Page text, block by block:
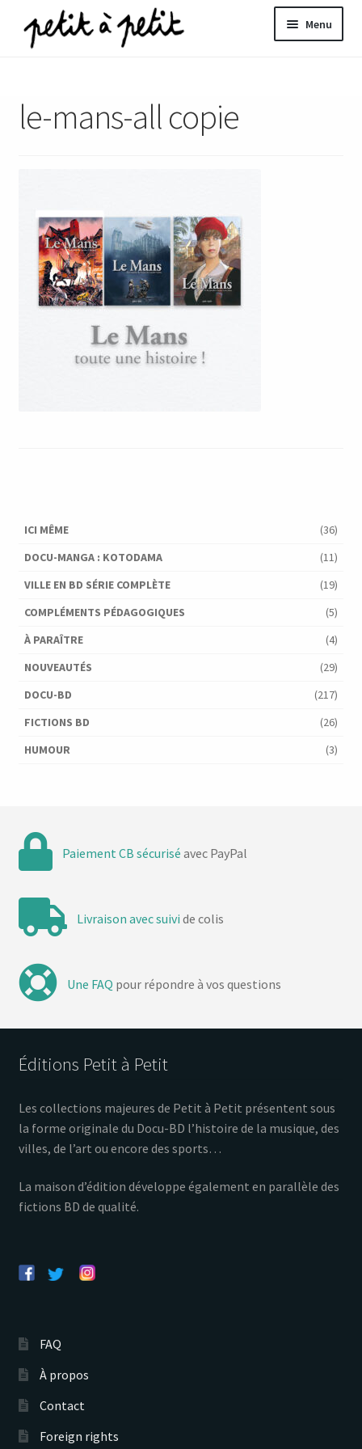
Aller
à
Aller
au
Menu
le-mans-all copie
ICI MÊME
(36)
DOCU-MANGA : KOTODAMA
(11)
VILLE EN BD SÉRIE COMPLÈTE
(19)
COMPLÉMENTS PÉDAGOGIQUES
(5)
À PARAÎTRE
(4)
NOUVEAUTÉS
(29)
DOCU-BD
(217)
FICTIONS BD
(26)
HUMOUR
(3)
Paiement CB sécurisé avec PayPal
Livraison avec suivi de colis
Une FAQ pour répondre à vos questions
Éditions Petit à Petit
Les collections majeures de Petit à Petit présentent sous
la forme originale du Docu-BD l’histoire de la musique, des
villes, de l’art ou encore des sports…
La maison d’édition développe également en parallèle des
fictions BD de qualité.
FAQ
À propos
Contact
Foreign rights